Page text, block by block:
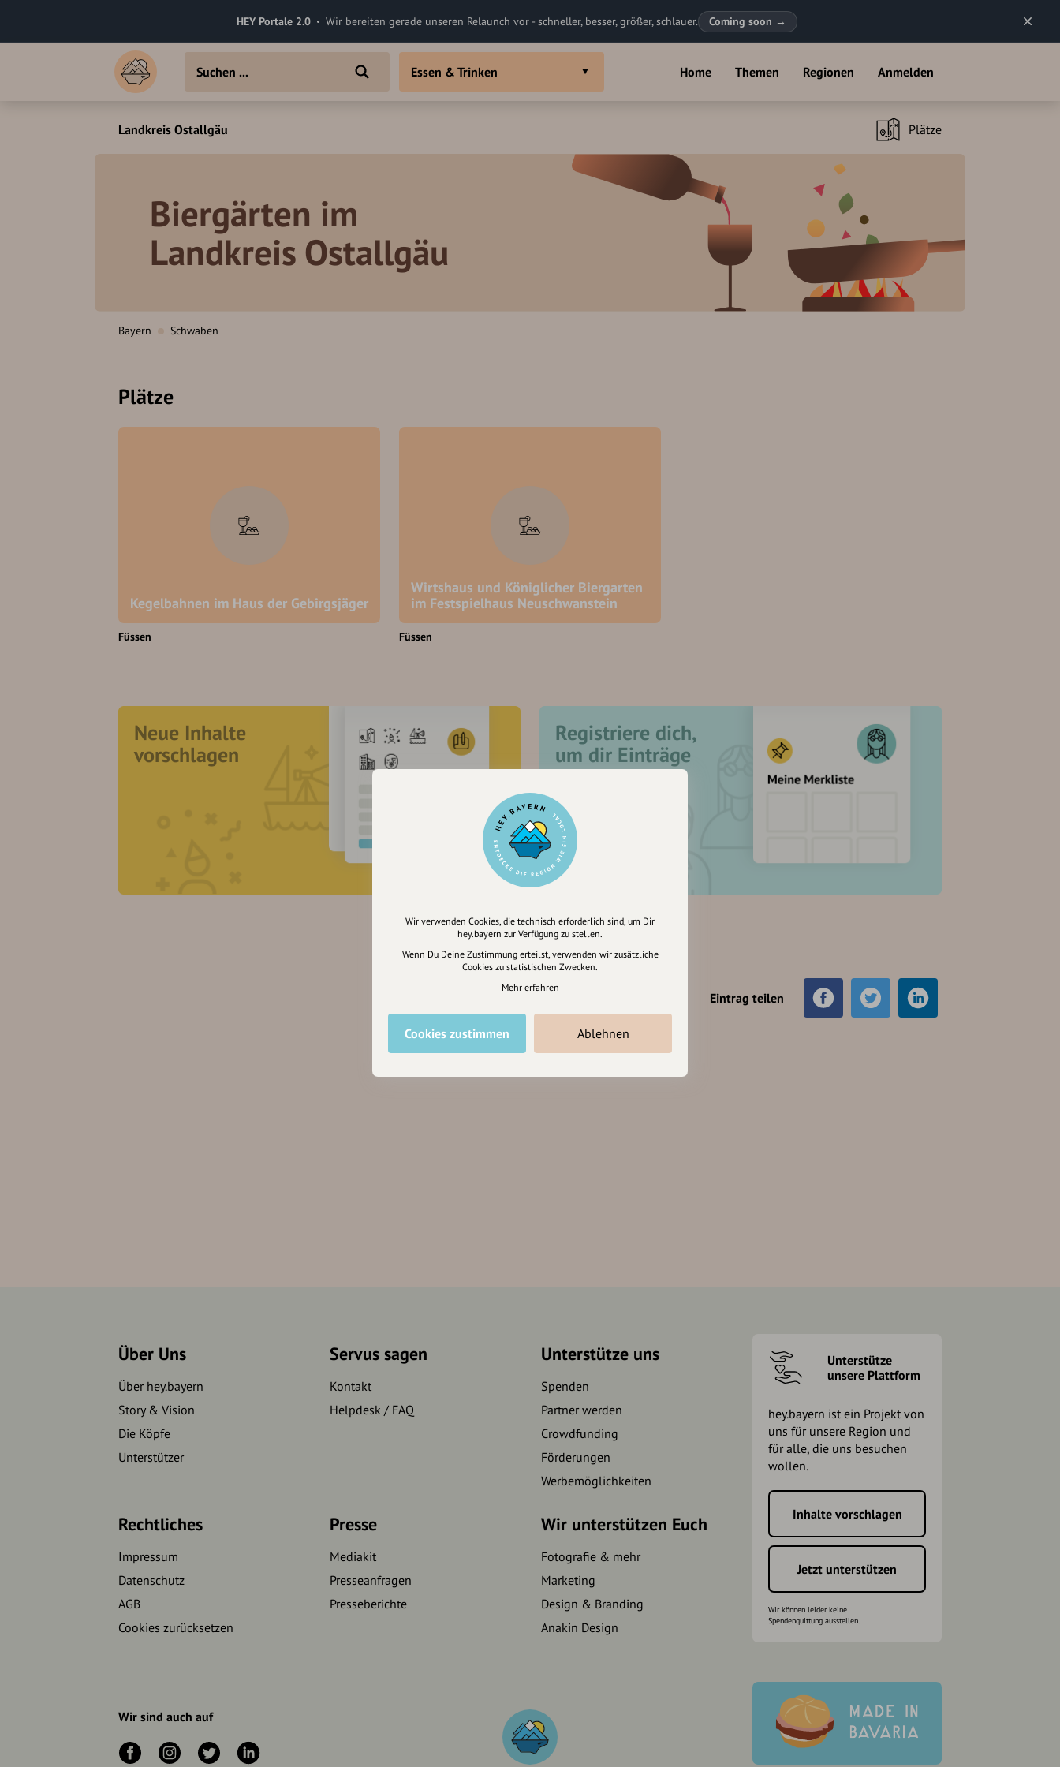
HEY Portale 2.0 Wir bereiten gerade unseren Relaunch vor - schneller, besser, größer, schlauer. Coming soon →
Home Themen Regionen Anmelden
Essen & Trinken
Landkreis Ostallgäu Plätze
Biergärten im
Landkreis Ostallgäu
Bayern Schwaben
Plätze
Kegelbahnen im Haus der Gebirgsjäger
Füssen
Wirtshaus und Königlicher Biergarten
im Festspielhaus Neuschwanstein
Füssen
Neue Inhalte
vorschlagen
Registriere dich,
um dir Einträge
zu merken
Eintrag teilen
Über Uns
Über hey.bayern
Story & Vision
Die Köpfe
Unterstützer
Servus sagen
Kontakt
Helpdesk / FAQ
Unterstütze uns
Spenden
Partner werden
Crowdfunding
Förderungen
Werbemöglichkeiten
Rechtliches
Impressum
Datenschutz
AGB
Cookies zurücksetzen
Presse
Mediakit
Presseanfragen
Presseberichte
Wir unterstützen Euch
Fotografie & mehr
Marketing
Design & Branding
Anakin Design
Unterstütze
unsere Plattform
hey.bayern ist ein Projekt von
uns für unsere Region und
für alle, die uns besuchen
wollen.
Inhalte vorschlagen
Jetzt unterstützen
Wir können leider keine
Spendenquittung ausstellen.
Wir sind auch auf
Wir verwenden Cookies, die technisch erforderlich sind, um Dir
hey.bayern zur Verfügung zu stellen.
Wenn Du Deine Zustimmung erteilst, verwenden wir zusätzliche
Cookies zu statistischen Zwecken.
Mehr erfahren
Cookies zustimmen Ablehnen